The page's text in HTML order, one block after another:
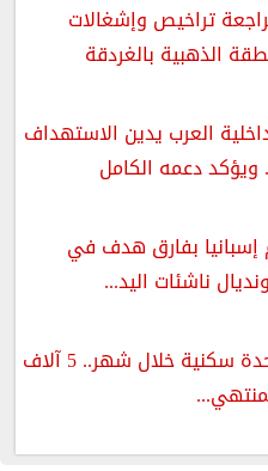
تراخيص وإشغالات
الذهبية بالغردقة
العرب يدين الاستهداف
ويؤكد دعمه الكامل
بفارق هدف في
ناشئات اليد...
طرح 20 ألف وحدة سكنية خلال شهر.. 5 آلاف